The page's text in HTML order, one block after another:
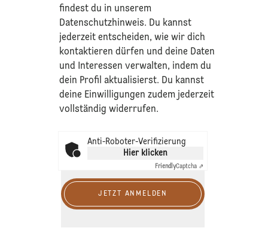
findest du in unserem
Datenschutzhinweis. Du kannst
jederzeit entscheiden, wie wir dich
kontaktieren dürfen und deine Daten
und Interessen verwalten, indem du
dein Profil aktualisierst. Du kannst
deine Einwilligungen zudem jederzeit
vollständig widerrufen.
Anti-Roboter-Verifizierung
Hier klicken
FriendlyCaptcha ⇗
JETZT ANMELDEN